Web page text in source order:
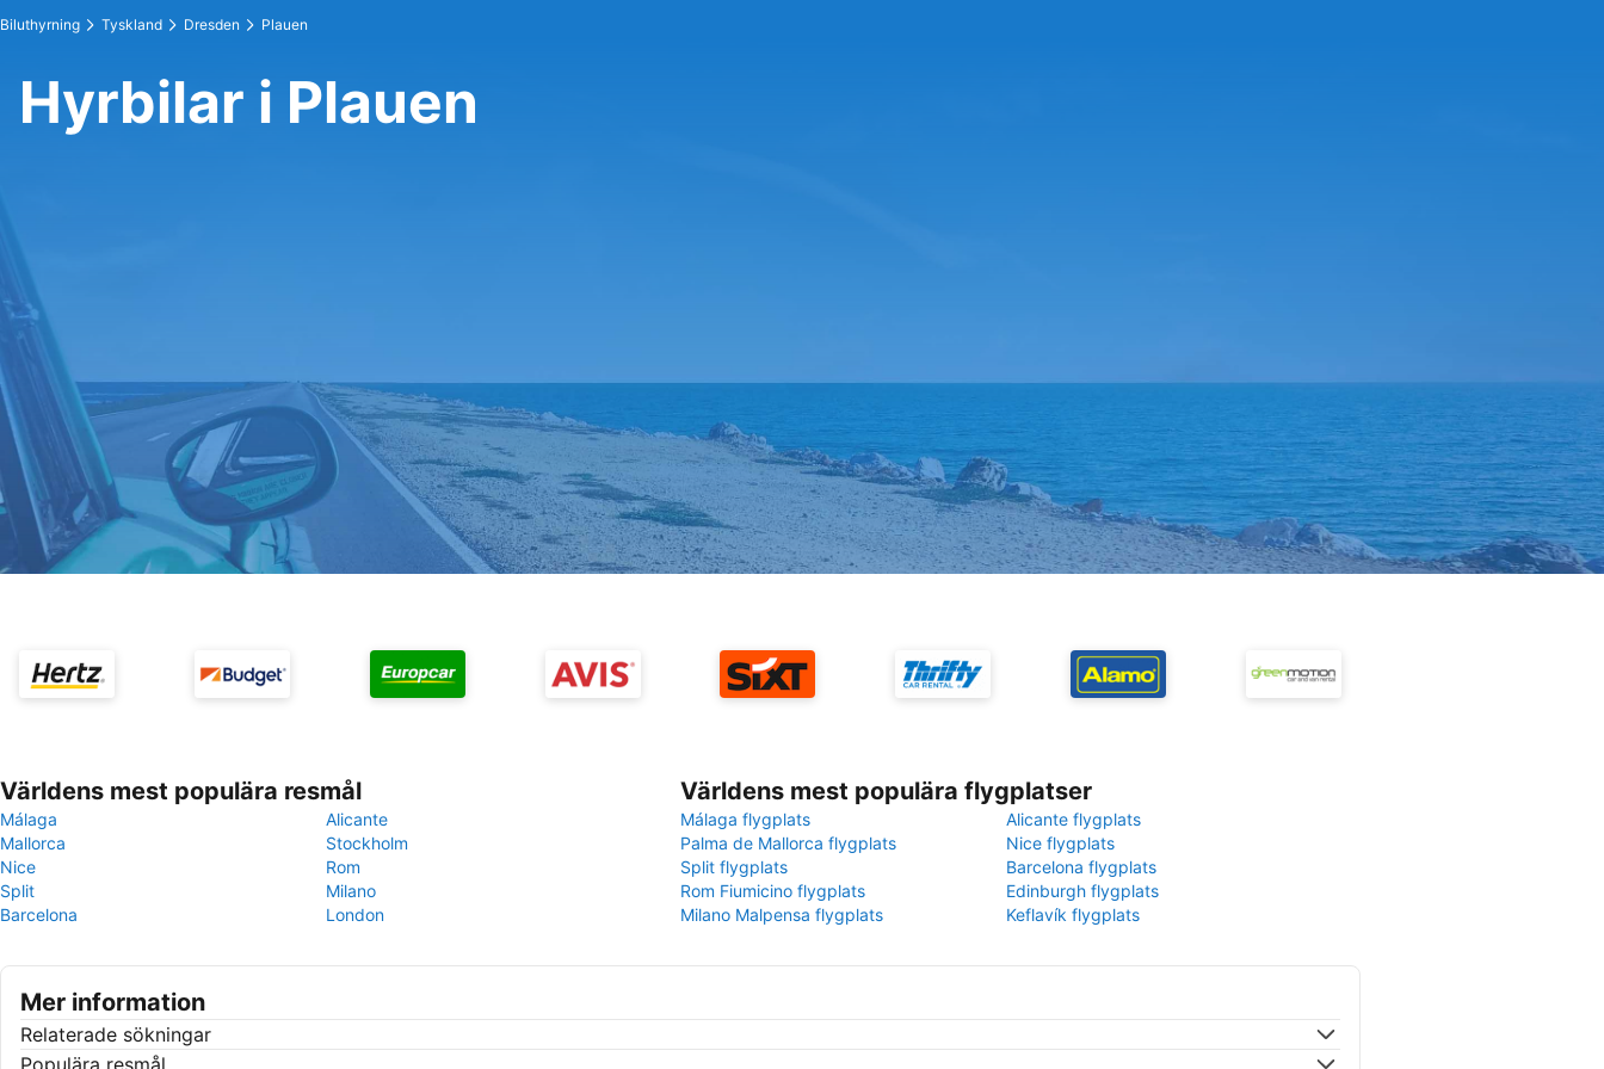
Biluthyrning Tyskland Dresden Plauen
Hyrbilar i Plauen
Världens mest populära resmål
Málaga
Alicante
Mallorca
Stockholm
Nice
Rom
Split
Milano
Barcelona
London
Världens mest populära flygplatser
Málaga flygplats
Alicante flygplats
Palma de Mallorca flygplats
Nice flygplats
Split flygplats
Barcelona flygplats
Rom Fiumicino flygplats
Edinburgh flygplats
Milano Malpensa flygplats
Keflavík flygplats
Mer information
Relaterade sökningar
Populära resmål